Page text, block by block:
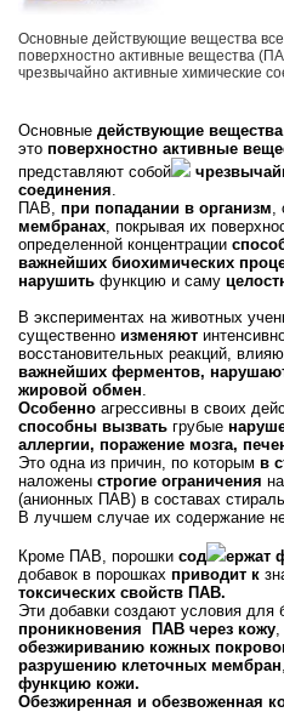
Основные действующие вещества
поверхностно активные вещества
чрезвычайно активные химические
Основные действующие вещества
это поверхностно активные
представляют собой
соединения.
ПАВ, при попадании в организм,
мембранах, покрывая их
определенной концентрации
важнейших биохимических
нарушить функцию и саму
В экспериментах на животных
существенно изменяют
восстановительных реакций,
важнейших ферментов,
жировой обмен.
Особенно агрессивны в своих
способны вызвать грубые
аллергии, поражение мозга,
Это одна из причин, по которым в
наложены строгие ограничения
(анионных ПАВ) в составах
В лучшем случае их содержание
Кроме ПАВ, порошки сод ержат
добавок в порошках приводит к
токсических свойств ПАВ.
Эти добавки создают условия для
проникновения ПАВ через кожу,
обезжириванию кожных
разрушению клеточных мембран
функцию кожи.
Обезжиренная и обезвоженная